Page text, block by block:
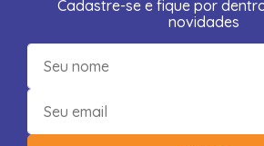
Cadastre-se e fique por
novidades